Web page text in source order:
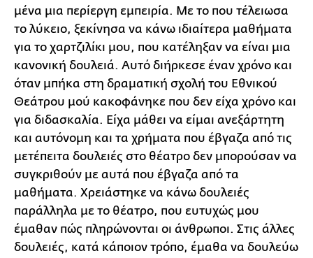
μένα μια περίεργη εμπειρία. Με το που τέλειωσα
το λύκειο, ξεκίνησα να κάνω ιδιαίτερα μαθήματα
για το χαρτζιλίκι μου, που κατέληξαν να είναι μια
κανονική δουλειά. Αυτό διήρκεσε έναν χρόνο και
όταν μπήκα στη δραματική σχολή του Εθνικού
Θεάτρου μού κακοφάνηκε που δεν είχα χρόνο και
για διδασκαλία. Είχα μάθει να είμαι ανεξάρτητη
και αυτόνομη και τα χρήματα που έβγαζα από τις
μετέπειτα δουλειές στο θέατρο δεν μπορούσαν να
συγκριθούν με αυτά που έβγαζα από τα
μαθήματα. Χρειάστηκε να κάνω δουλειές
παράλληλα με το θέατρο, που ευτυχώς μου
έμαθαν πώς πληρώνονται οι άνθρωποι. Στις άλλες
δουλειές, κατά κάποιον τρόπο, έμαθα να δουλεύω